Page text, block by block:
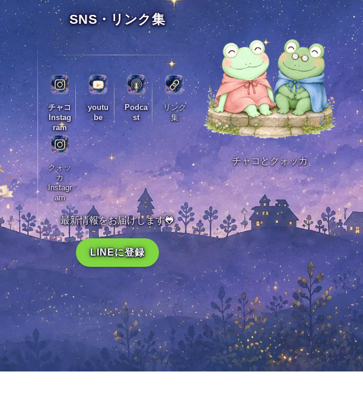
SNS・リンク集
チャコ
Instag
ram
youtu
be
Podca
st
リンク
集
クォッ
カ
Instagr
am
最新情報をお届けします🐸
LINEに登録
チャコとクォッカ